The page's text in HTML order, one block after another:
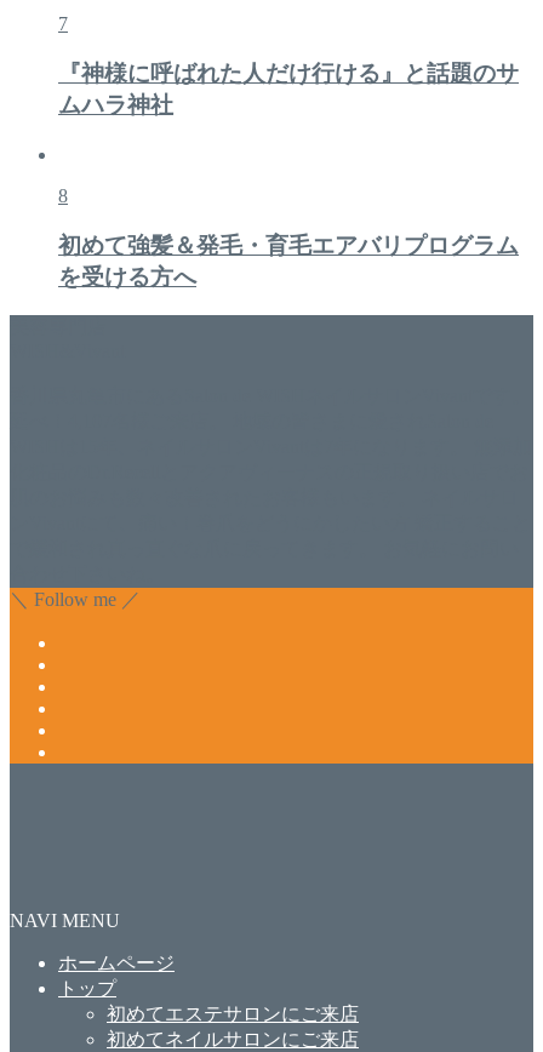
7
『神様に呼ばれた人だけ行ける』と話題のサ
ムハラ神社
8
初めて強髪＆発毛・育毛エアバリプログラム
を受ける方へ
＼ Follow me ／
NAVI MENU
ホームページ
トップ
初めてエステサロンにご来店
初めてネイルサロンにご来店